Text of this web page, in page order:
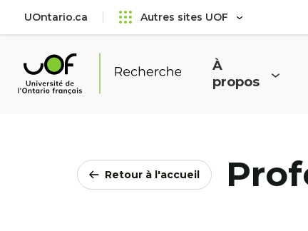
principal
UOntario.ca Autres sites UOF
Université
Ouvrir
À
propos
Retour à l'accueil